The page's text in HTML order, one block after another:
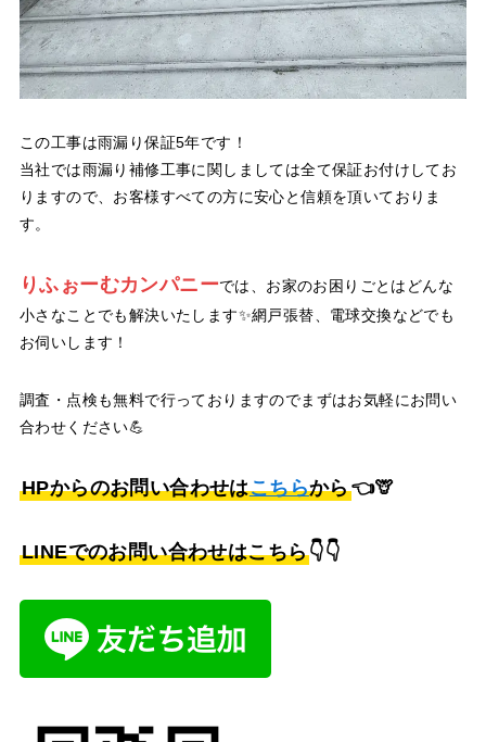
この工事は雨漏り保証5年です！
当社では雨漏り補修工事に関しましては全て保証お付けしてお
りますので、お客様すべての方に安心と信頼を頂いておりま
す。
りふぉーむカンパニーでは、お家のお困りごとはどんな
小さなことでも解決いたします✨網戸張替、電球交換などでも
お伺いします！
調査・点検も無料で行っておりますのでまずはお気軽にお問い
合わせください💪
HPからのお問い合わせはこちらから👈🦒
LINEでのお問い合わせはこちら👇👇